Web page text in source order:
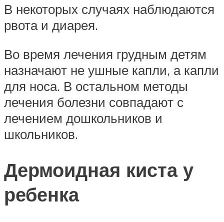
В некоторых случаях наблюдаются
рвота и диарея.
Во время лечения грудным детям
назначают не ушные капли, а капли
для носа. В остальном методы
лечения болезни совпадают с
лечением дошкольников и
школьников.
Дермоидная киста у
ребенка